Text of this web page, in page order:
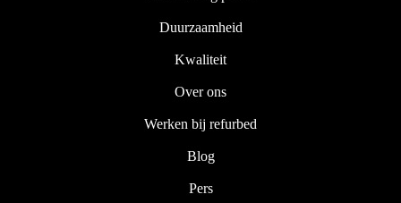
Duurzaamheid
Kwaliteit
Over ons
Werken bij refurbed
Blog
Pers